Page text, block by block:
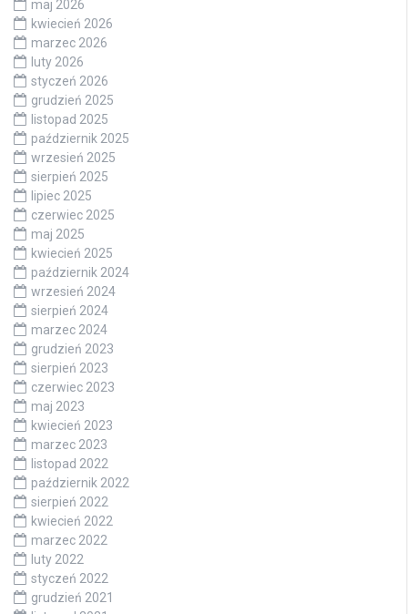
maj 2026
kwiecień 2026
marzec 2026
luty 2026
styczeń 2026
grudzień 2025
listopad 2025
październik 2025
wrzesień 2025
sierpień 2025
lipiec 2025
czerwiec 2025
maj 2025
kwiecień 2025
październik 2024
wrzesień 2024
sierpień 2024
marzec 2024
grudzień 2023
sierpień 2023
czerwiec 2023
maj 2023
kwiecień 2023
marzec 2023
listopad 2022
październik 2022
sierpień 2022
kwiecień 2022
marzec 2022
luty 2022
styczeń 2022
grudzień 2021